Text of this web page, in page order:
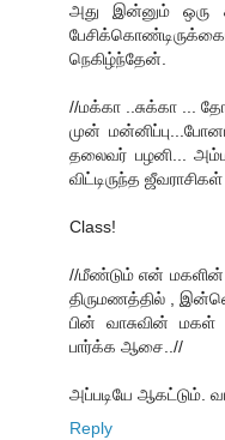
அது இன்னும் ஒரு
நெகிழ்ந்தேன்.
//மக்கா ..சுக்கா ...
முன்
தலைவர் பழனி...
விட்டிருந்த
Class!
//மீண்டும் என் மகளின்
திருமணத்தில் ,
பின் வாசுவின்
பார்க்க ஆசை..//
அப்படியே ஆகட்டும்.
Reply